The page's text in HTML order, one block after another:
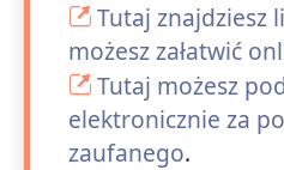
Tutaj znajdziesz
możesz załatwić
Tutaj możesz
elektronicznie za
zaufanego.